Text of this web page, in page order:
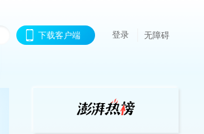
下载客户端 登录 无障碍